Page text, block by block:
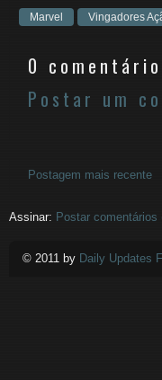
Marvel Vingadores
0
Postar um
Postagem mais recente
Assinar: Postar comentários
© 2011 by Daily Updates